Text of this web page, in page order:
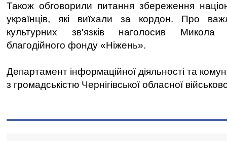
Також обговорили питання збереження
українців, які виїхали за кордон. Про
культурних зв'язків наголосив Микола
благодійного фонду «Ніжень».
Департамент інформаційної діяльності та
з громадськістю Чернігівської обласної